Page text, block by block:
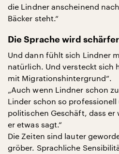
die Lindner anscheinend
Bäcker steht.“
Die Sprache wird schärfer
Und dann fühlt sich Lindner
natürlich. Und versteckt sich
mit Migrationshintergrund“.
„Auch wenn Lindner schon
Linder schon so
politischen Geschäft, dass er
er etwas sagt.“
Die Zeiten sind lauter
gröber. Sprachliche